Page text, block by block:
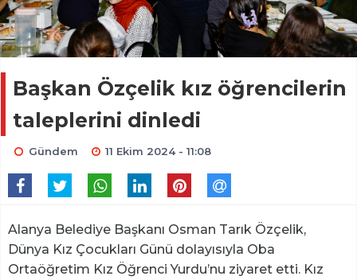
Başkan Özçelik kız öğrencilerin
taleplerini dinledi
Gündem 11 Ekim 2024 - 11:08
Alanya Belediye Başkanı Osman Tarık Özçelik,
Dünya Kız Çocukları Günü dolayısıyla Oba
Ortaöğretim Kız Öğrenci Yurdu’nu ziyaret etti. Kız